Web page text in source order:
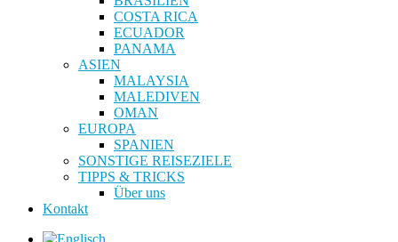
COSTA RICA
ECUADOR
PANAMA
ASIEN
MALAYSIA
MALEDIVEN
OMAN
EUROPA
SPANIEN
SONSTIGE REISEZIELE
TIPPS & TRICKS
Über uns
Kontakt